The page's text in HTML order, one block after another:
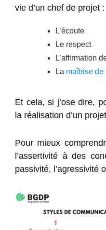
vie d’un chef de projet :
L’écoute
Le respect
L’affirmation
La maîtrise de
Et cela, si j’ose dire,
la réalisation d’un
Pour mieux
l’assertivité à des
passivité, l’agressivité